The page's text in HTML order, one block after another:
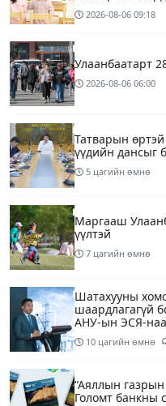
2026-08-06 09:18
Улаанбаатарт
2026-08-06 06:00
Татварын
үүдийн дансыг
5 цагийн өмнө
Маргааш
үүлтэй
7 цагийн өмнө
Шатахууны
шаардлагагүй
АНУ-ын ЭСЯ-
10 цагийн өмнө
“Аяллын газрын
Голомт банкны